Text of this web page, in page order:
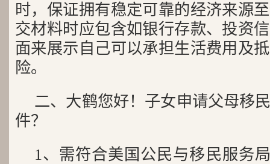
时，保证拥有稳定可靠的经济来源
交材料时应包含如银行存款、投资
面来展示自己可以承担生活费用及
险。
二、大鹤您好！子女申请父母移
件？
1、需符合美国公民与移民服务